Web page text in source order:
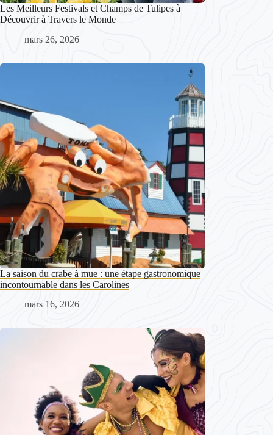
Les Meilleurs Festivals et Champs de Tulipes à
Découvrir à Travers le Monde
mars 26, 2026
La saison du crabe à mue : une étape gastronomique
incontournable dans les Carolines
mars 16, 2026